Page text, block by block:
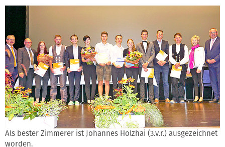
Als bester Zimmerer ist Johannes Holzhai (3.v.r.) ausgezeichnet
worden.